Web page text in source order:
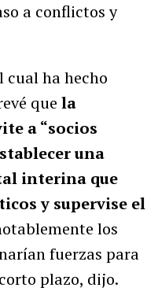
a conflictos y
cual ha hecho
que la
a “socios
una
interina que
y supervise el
los
fuerzas para
plazo, dijo.